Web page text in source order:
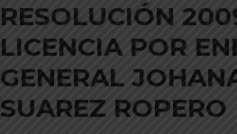
RESOLUCIÓN
LICENCIA POR
GENERAL
SUAREZ ROPERO